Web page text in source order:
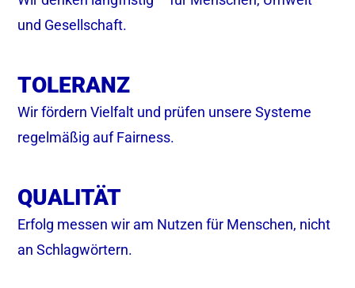
und Gesellschaft.
TOLERANZ
Wir fördern Vielfalt und prüfen unsere Systeme
regelmäßig auf Fairness.
QUALITÄT
Erfolg messen wir am Nutzen für Menschen, nicht
an Schlagwörtern.